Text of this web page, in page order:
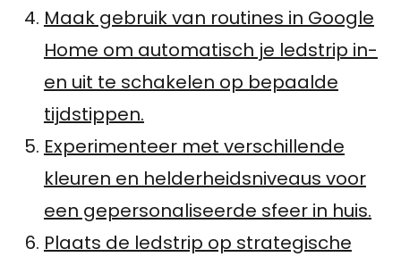
Maak gebruik van routines in Google
Home om automatisch je ledstrip in-
en uit te schakelen op bepaalde
tijdstippen.
Experimenteer met verschillende
kleuren en helderheidsniveaus voor
een gepersonaliseerde sfeer in huis.
Plaats de ledstrip op strategische